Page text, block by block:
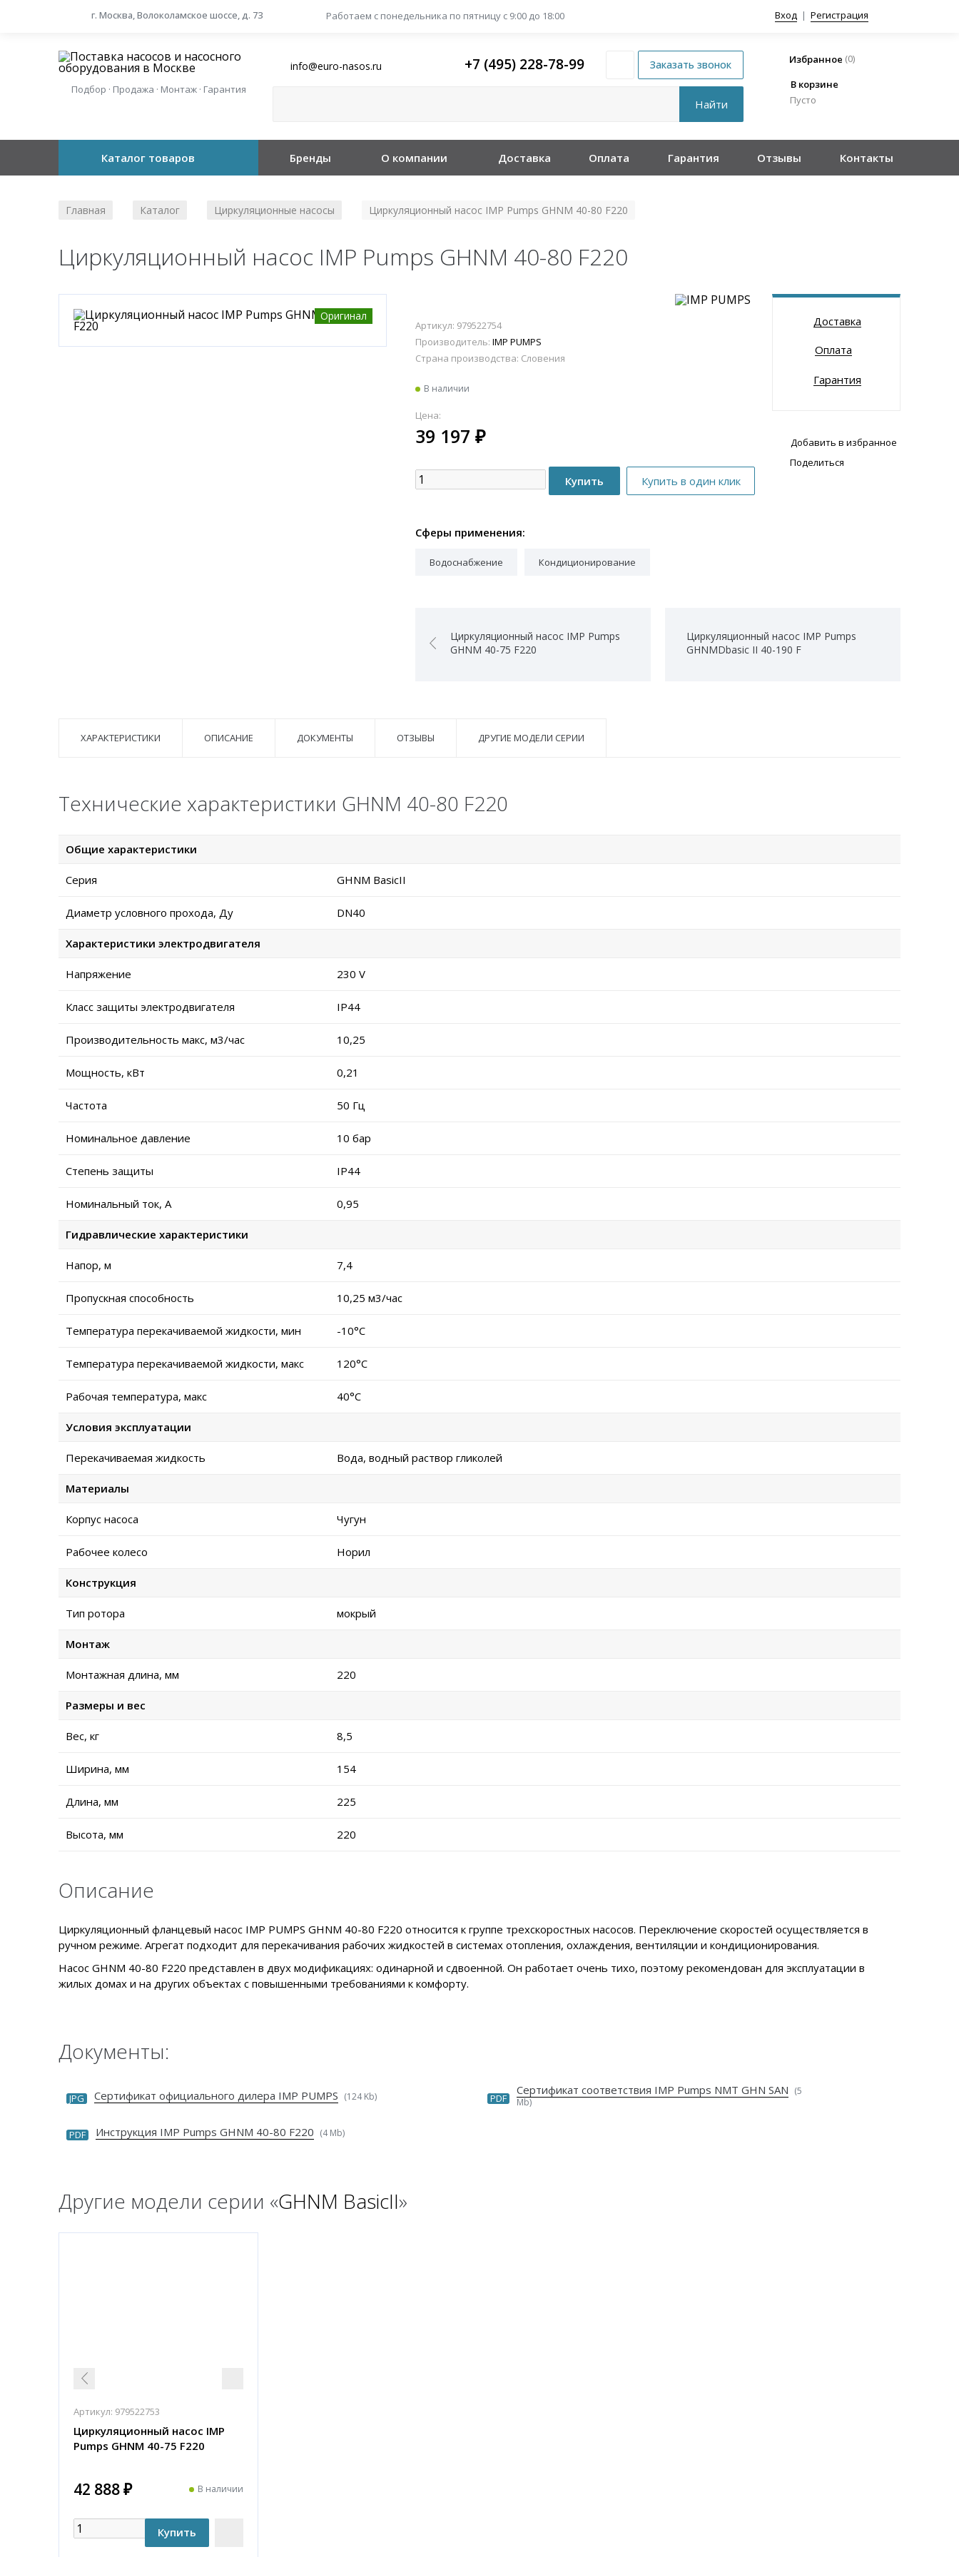
г. Москва, Волоколамское шоссе, д. 73 Работаем с понедельника по пятницу с 9:00 до 18:00 Вход | Регистрация
Подбор · Продажа · Монтаж · Гарантия
info@euro-nasos.ru +7 (495) 228-78-99 Избранное (0)
В корзине
Пусто
Каталог товаров Бренды О компании Доставка Оплата Гарантия Отзывы Контакты
Главная Каталог Циркуляционные насосы Циркуляционный насос IMP Pumps GHNM 40-80 F220
Циркуляционный насос IMP Pumps GHNM 40-80 F220
Оригинал
Артикул: 979522754
Производитель: IMP PUMPS
Страна производства: Словения
В наличии
Цена:
39 197 ₽
Доставка
Оплата
Гарантия
Добавить в избранное
Поделиться
Сферы применения:
Водоснабжение Кондиционирование
Циркуляционный насос IMP Pumps
GHNM 40-75 F220
Циркуляционный насос IMP Pumps
GHNMDbasic II 40-190 F
ХАРАКТЕРИСТИКИ ОПИСАНИЕ ДОКУМЕНТЫ ОТЗЫВЫ ДРУГИЕ МОДЕЛИ СЕРИИ
Технические характеристики GHNM 40-80 F220
Общие характеристики
Серия GHNM BasicII
Диаметр условного прохода, Ду DN40
Характеристики электродвигателя
Напряжение 230 V
Класс защиты электродвигателя IP44
Производительность макс, м3/час 10,25
Мощность, кВт 0,21
Частота 50 Гц
Номинальное давление 10 бар
Степень защиты IP44
Номинальный ток, А 0,95
Гидравлические характеристики
Напор, м 7,4
Пропускная способность 10,25 м3/час
Температура перекачиваемой жидкости, мин -10°C
Температура перекачиваемой жидкости, макс 120°C
Рабочая температура, макс 40°C
Условия эксплуатации
Перекачиваемая жидкость Вода, водный раствор гликолей
Материалы
Корпус насоса Чугун
Рабочее колесо Норил
Конструкция
Тип ротора мокрый
Монтаж
Монтажная длина, мм 220
Размеры и вес
Вес, кг 8,5
Ширина, мм 154
Длина, мм 225
Высота, мм 220
Описание
Циркуляционный фланцевый насос IMP PUMPS GHNM 40-80 F220 относится к группе трехскоростных насосов. Переключение скоростей осуществляется в
ручном режиме. Агрегат подходит для перекачивания рабочих жидкостей в системах отопления, охлаждения, вентиляции и кондиционирования.
Насос GHNM 40-80 F220 представлен в двух модификациях: одинарной и сдвоенной. Он работает очень тихо, поэтому рекомендован для эксплуатации в
жилых домах и на других объектах с повышенными требованиями к комфорту.
Документы:
JPG Сертификат официального дилера IMP PUMPS (124 Kb) PDF
Сертификат соответствия IMP Pumps NMT GHN SAN (5
Mb)
PDF Инструкция IMP Pumps GHNM 40-80 F220 (4 Mb)
Другие модели серии «GHNM BasicII»
Артикул: 979522753
Циркуляционный насос IMP
Pumps GHNM 40-75 F220
42 888 ₽ В наличии